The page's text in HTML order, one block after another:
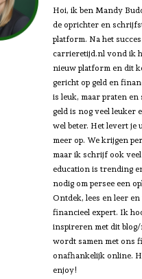
Hoi, ik ben Mandy
de oprichter en
platform. Na het
carrieretijd.nl vond ik
nieuw platform en dit
gericht op geld en
is leuk, maar praten
geld is nog veel leuker
wel beter. Het levert je
meer op. We krijgen
maar ik schrijf ook
education is trending
nodig om persee een
Ontdek, lees en leer
financieel expert. Ik
inspireren met dit blog/
wordt samen met ons
onafhankelijk online.
enjoy!